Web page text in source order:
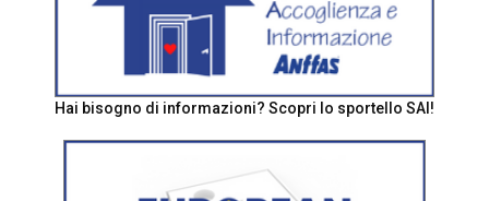
Hai bisogno di informazioni? Scopri lo sportello SAI!